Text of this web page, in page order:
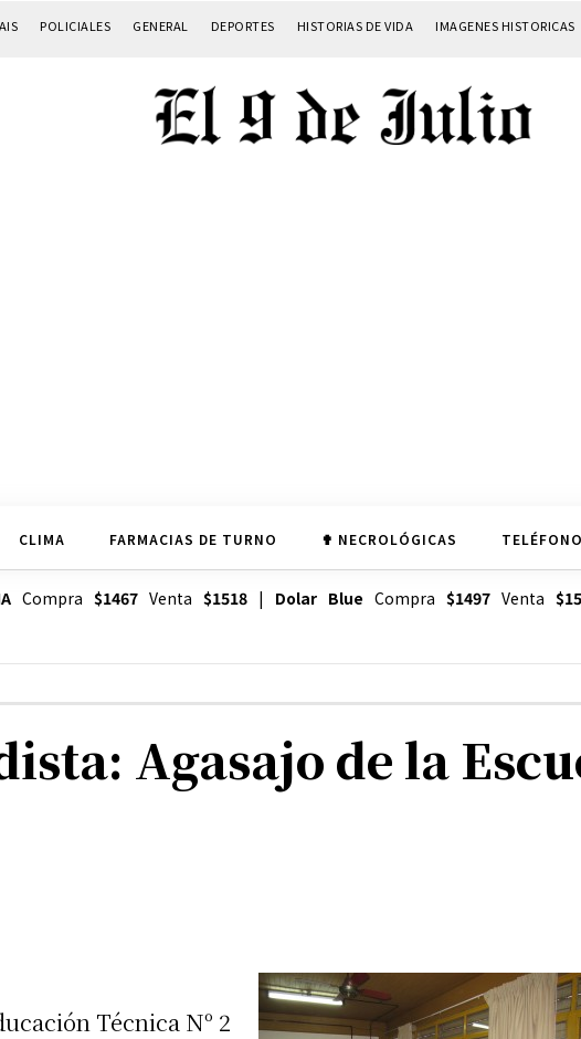
POLICIALES GENERAL DEPORTES HISTORIAS DE VIDA IMAGENES HISTORICAS
CLIMA FARMACIAS DE TURNO ✟ NECROLÓGICAS
Compra $1467Venta $1518| Dolar Blue Compra $1497Venta
Agasajo de la
Técnica Nº 2